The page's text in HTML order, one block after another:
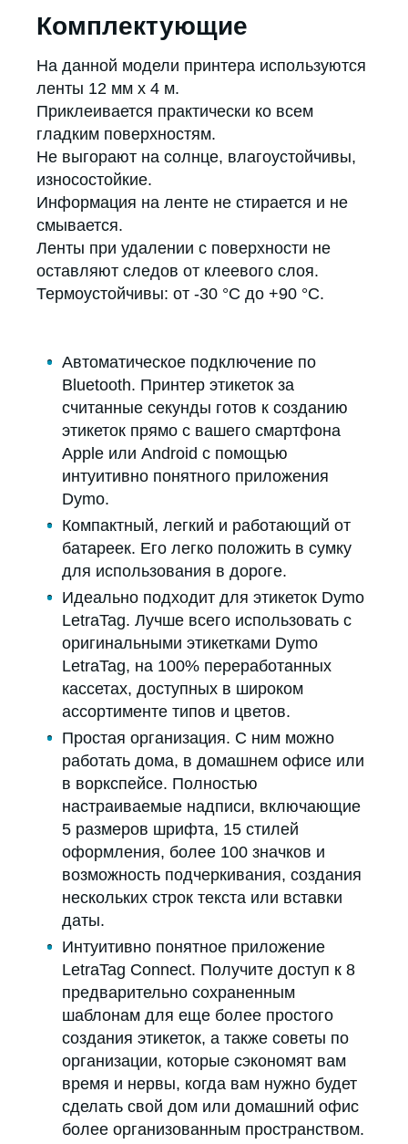
Комплектующие
На данной модели принтера используются
ленты 12 мм х 4 м.
Приклеивается практически ко всем
гладким поверхностям.
Не выгорают на солнце, влагоустойчивы,
износостойкие.
Информация на ленте не стирается и не
смывается.
Ленты при удалении с поверхности не
оставляют следов от клеевого слоя.
Термоустойчивы: от -30 °C до +90 °C.
Автоматическое подключение по
Bluetooth. Принтер этикеток за
считанные секунды готов к созданию
этикеток прямо с вашего смартфона
Apple или Android с помощью
интуитивно понятного приложения
Dymo.
Компактный, легкий и работающий от
батареек. Его легко положить в сумку
для использования в дороге.
Идеально подходит для этикеток Dymo
LetraTag. Лучше всего использовать с
оригинальными этикетками Dymo
LetraTag, на 100% переработанных
кассетах, доступных в широком
ассортименте типов и цветов.
Простая организация. С ним можно
работать дома, в домашнем офисе или
в воркспейсе. Полностью
настраиваемые надписи, включающие
5 размеров шрифта, 15 стилей
оформления, более 100 значков и
возможность подчеркивания, создания
нескольких строк текста или вставки
даты.
Интуитивно понятное приложение
LetraTag Connect. Получите доступ к 8
предварительно сохраненным
шаблонам для еще более простого
создания этикеток, а также советы по
организации, которые сэкономят вам
время и нервы, когда вам нужно будет
сделать свой дом или домашний офис
более организованным пространством.